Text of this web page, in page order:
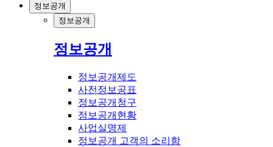
정보공개
정보공개
정보공개
정보공개제도
사전정보공표
정보공개청구
정보공개현황
사업실명제
정보공개 고객의 소리함